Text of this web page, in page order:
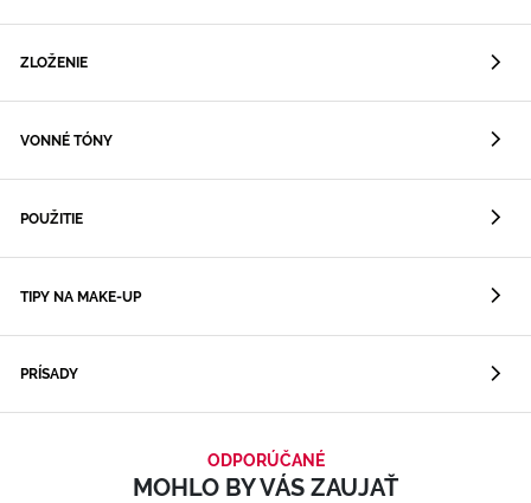
ZLOŽENIE
VONNÉ TÓNY
POUŽITIE
TIPY NA MAKE-UP
PRÍSADY
ODPORÚČANÉ
MOHLO BY VÁS ZAUJAŤ